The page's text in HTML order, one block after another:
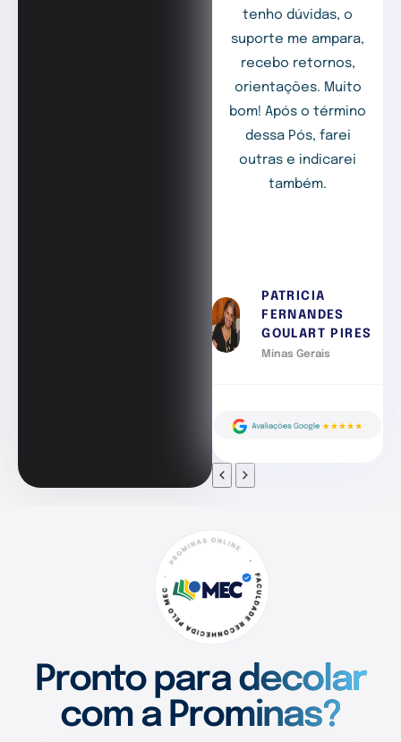
tenho dúvidas, o
suporte me ampara,
recebo retornos,
orientações. Muito
bom! Após o término
dessa Pós, farei
outras e indicarei
também.
PATRICIA
FERNANDES
GOULART PIRES
Minas Gerais
Pronto para decolar
com a Prominas?